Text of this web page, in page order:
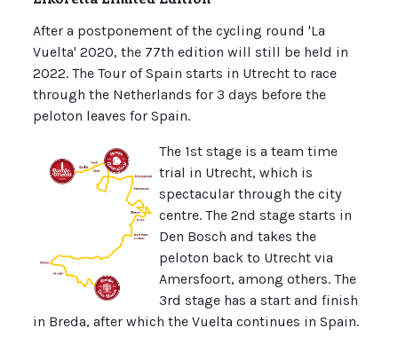
After a postponement of the cycling round 'La
Vuelta' 2020, the 77th edition will still be held in
2022. The Tour of Spain starts in Utrecht to race
through the Netherlands for 3 days before the
peloton leaves for Spain.
The 1st stage is a team time
trial in Utrecht, which is
spectacular through the city
centre. The 2nd stage starts in
Den Bosch and takes the
peloton back to Utrecht via
Amersfoort, among others. The
3rd stage has a start and finish
in Breda, after which the Vuelta continues in Spain.